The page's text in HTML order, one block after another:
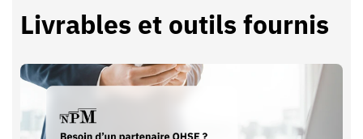
Livrables et outils fournis